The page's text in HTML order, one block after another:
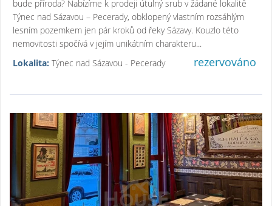
bude příroda? Nabízíme k prodeji útulný srub v žádané lokalitě
Týnec nad Sázavou – Pecerady, obklopený vlastním rozsáhlým
lesním pozemkem jen pár kroků od řeky Sázavy. Kouzlo této
nemovitosti spočívá v jejím unikátním charakteru...
Lokalita: Týnec nad Sázavou - Pecerady rezervováno